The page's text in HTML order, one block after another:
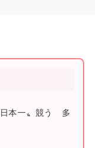
本一〟競う 多